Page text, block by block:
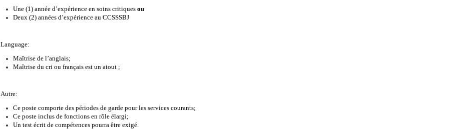
Une (1) année d’expérience en soins critiques ou
Deux (2) années d’expérience au CCSSSBJ
Language:
Maîtrise de l’anglais;
Maîtrise du cri ou français est un atout ;
Autre:
Ce poste comporte des périodes de garde pour les services courants;
Ce poste inclus de fonctions en rôle élargi;
Un test écrit de compétences pourra être exigé.